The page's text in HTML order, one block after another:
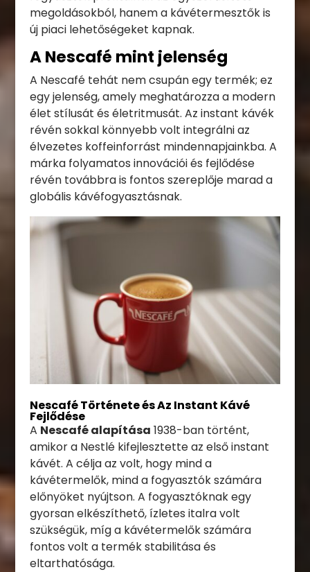
megoldásokból, hanem a kávétermesztők is
új piaci lehetőségeket kapnak.
A Nescafé mint jelenség
A Nescafé tehát nem csupán egy termék; ez
egy jelenség, amely meghatározza a modern
élet stílusát és életritmusát. Az instant kávék
révén sokkal könnyebb volt integrálni az
élvezetes koffeinforrást mindennapjainkba. A
márka folyamatos innovációi és fejlődése
révén továbbra is fontos szereplője marad a
globális kávéfogyasztásnak.
Nescafé Története és Az Instant Kávé
Fejlődése
A Nescafé alapítása 1938-ban történt,
amikor a Nestlé kifejlesztette az első instant
kávét. A célja az volt, hogy mind a
kávétermelők, mind a fogyasztók számára
előnyöket nyújtson. A fogyasztóknak egy
gyorsan elkészíthető, ízletes italra volt
szükségük, míg a kávétermelők számára
fontos volt a termék stabilitása és
eltarthatósága.